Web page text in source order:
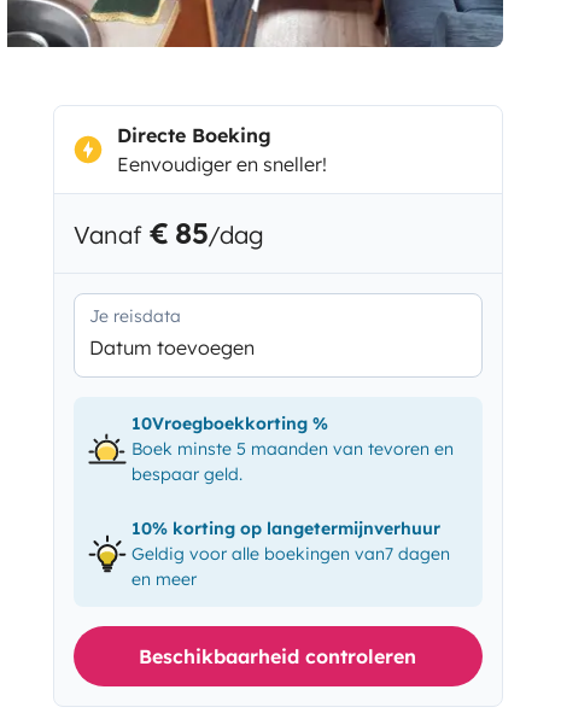
Directe Boeking
Eenvoudiger en sneller!
Vanaf € 85/dag
Je reisdata
Datum toevoegen
10Vroegboekkorting %
Boek minste 5 maanden van tevoren en
bespaar geld.
10% korting op langetermijnverhuur
Geldig voor alle boekingen van7 dagen
en meer
Beschikbaarheid controleren